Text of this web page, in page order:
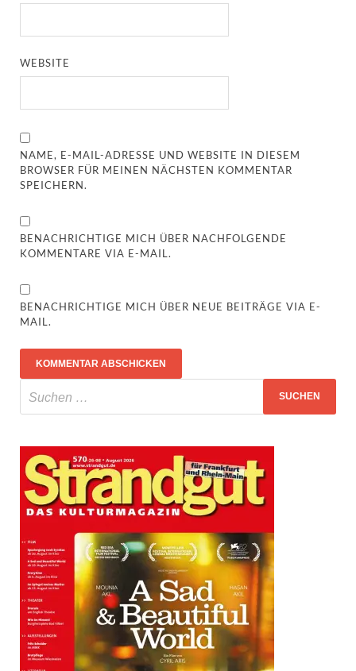
WEBSITE
NAME, E-MAIL-ADRESSE UND WEBSITE IN DIESEM
BROWSER FÜR MEINEN NÄCHSTEN KOMMENTAR
SPEICHERN.
BENACHRICHTIGE MICH ÜBER NACHFOLGENDE
KOMMENTARE VIA E-MAIL.
BENACHRICHTIGE MICH ÜBER NEUE BEITRÄGE VIA E-
MAIL.